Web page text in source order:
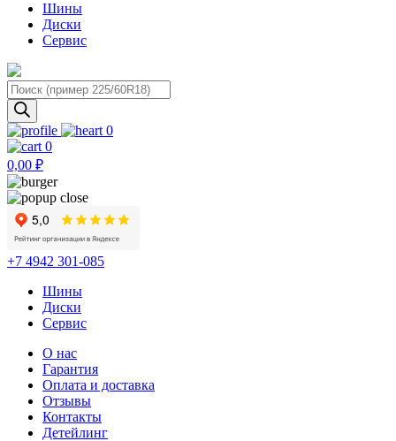
Шины
Диски
Сервис
Поиск
товаров
0
0
0,00 ₽
+7 4942 301-085
Шины
Диски
Сервис
О нас
Гарантия
Оплата и доставка
Отзывы
Контакты
Детейлинг